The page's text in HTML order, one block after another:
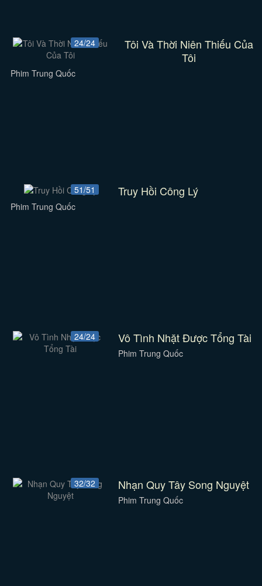
24/24
Tôi Và Thời Niên Thiếu Của
Tôi
Phim Trung Quốc
51/51 Truy Hồi Công Lý
Phim Trung Quốc
24/24 Vô Tình Nhặt Được Tổng Tài
Phim Trung Quốc
32/32 Nhạn Quy Tây Song Nguyệt
Phim Trung Quốc